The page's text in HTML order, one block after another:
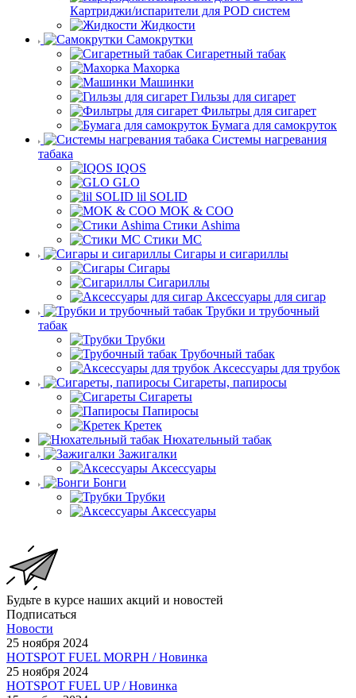
Картриджи/испарители для POD систем
Жидкости
Самокрутки
Сигаретный табак
Махорка
Машинки
Гильзы для сигарет
Фильтры для сигарет
Бумага для самокруток
Системы нагревания
табака
IQOS
GLO
lil SOLID
MOK & COO
Стики Ashima
Стики MC
Сигары и сигариллы
Сигары
Сигариллы
Аксессуары для сигар
Трубки и трубочный
табак
Трубки
Трубочный табак
Аксессуары для трубок
Сигареты, папиросы
Сигареты
Папиросы
Кретек
Нюхательный табак
Зажигалки
Аксессуары
Бонги
Трубки
Аксессуары
Будьте в курсе наших акций и новостей
Подписаться
Новости
25 ноября 2024
HOTSPOT FUEL MORPH / Новинка
25 ноября 2024
HOTSPOT FUEL UP / Новинка